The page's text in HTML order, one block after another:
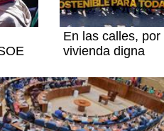
En las calles, por
vivienda digna